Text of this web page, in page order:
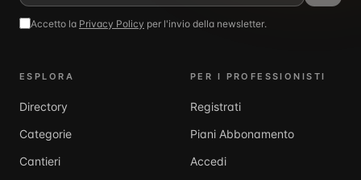
Accetto la Privacy Policy per l'invio della newsletter.
ESPLORA
Directory
Categorie
Cantieri
PER I PROFESSIONISTI
Registrati
Piani Abbonamento
Accedi